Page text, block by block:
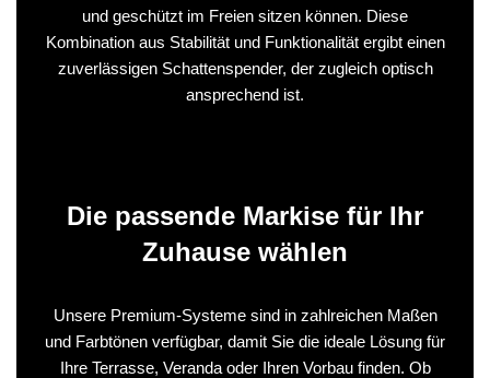
und geschützt im Freien sitzen können. Diese
Kombination aus Stabilität und Funktionalität ergibt einen
zuverlässigen Schattenspender, der zugleich optisch
ansprechend ist.
Die passende Markise für Ihr
Zuhause wählen
Unsere Premium‑Systeme sind in zahlreichen Maßen
und Farbtönen verfügbar, damit Sie die ideale Lösung für
Ihre Terrasse, Veranda oder Ihren Vorbau finden. Ob